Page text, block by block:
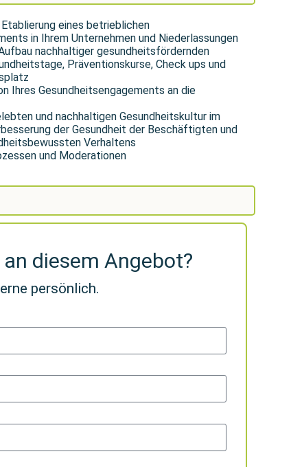
eines betrieblichen
in Ihrem Unternehmen und Niederlassungen
nachhaltiger gesundheitsfördernden
Präventionskurse, Check ups und
Ihres Gesundheitsengagements an die
und nachhaltigen Gesundheitskultur im
der Gesundheit der Beschäftigten und
Verhaltens
und Moderationen
diesem Angebot?
persönlich.